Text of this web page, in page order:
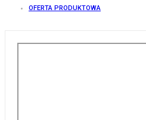
OFERTA PRODUKTOWA